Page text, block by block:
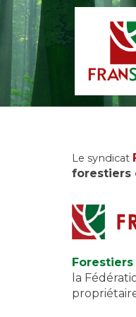
Le syndicat
forestiers
la